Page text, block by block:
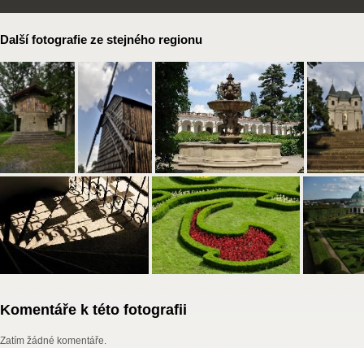
Další fotografie ze stejného regionu
Komentáře k této fotografii
Zatím žádné komentáře.